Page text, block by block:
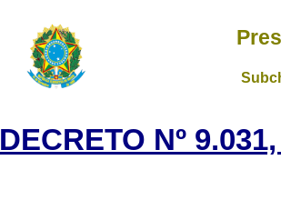
DECRETO Nº